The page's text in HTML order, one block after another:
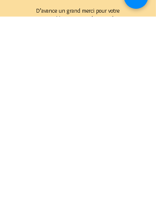
D’avance un grand merci pour votre
soutien renouvelé.Sans nous, le CEP n'existerait